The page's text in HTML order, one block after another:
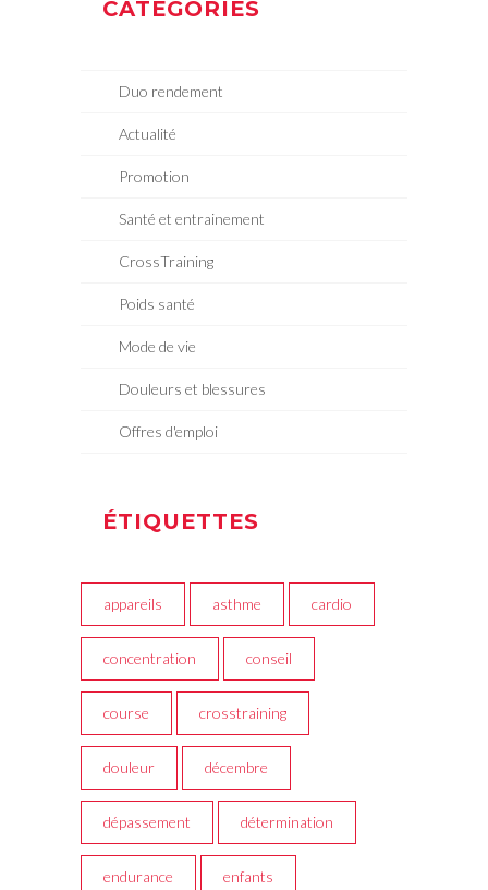
CATÉGORIES
Duo rendement
Actualité
Promotion
Santé et entrainement
CrossTraining
Poids santé
Mode de vie
Douleurs et blessures
Offres d'emploi
ÉTIQUETTES
appareils asthme cardio
concentration conseil
course crosstraining
douleur décembre
dépassement détermination
endurance enfants